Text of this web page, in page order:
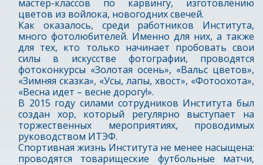
мастер-классов по карвингу, изготовлению
цветов из войлока, новогодних свечей.
Как оказалось, среди работников Института,
много фотолюбителей. Именно для них, а также
для тех, кто только начинает пробовать свои
силы в искусстве фотографии, проводятся
фотоконкурсы «Золотая осень», «Вальс цветов»,
«Зимняя сказка», «Усы, лапы, хвост», «Фотоохота»,
«Весна идет – весне дорогу!».
В 2015 году силами сотрудников Института был
создан хор, который регулярно выступает на
торжественных мероприятиях, проводимых
руководством ИТЭФ.
Спортивная жизнь Института не менее насыщена:
проводятся товарищеские футбольные матчи,